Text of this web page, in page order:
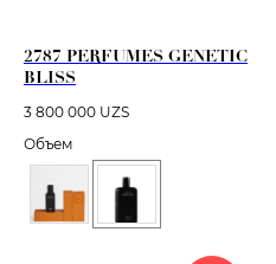
2787 PERFUMES GENETIC
BLISS
3 800 000 UZS
Объем